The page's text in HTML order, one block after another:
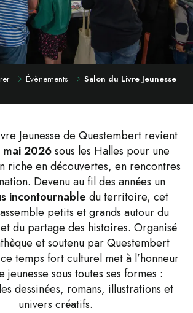
Évènements Salon du Livre Jeunesse
Jeunesse de Questembert revient
2026sous les Halles pour une
riche en découvertes, en rencontres
Devenu au fil des années un
incontournable du territoire, cet
petits et grands autour du
du partage des histoires. Organisé
et soutenu par Questembert
temps fort culturel met à l’honneur
jeunesse sous toutes ses formes :
dessinées, romans, illustrations et
univers créatifs.